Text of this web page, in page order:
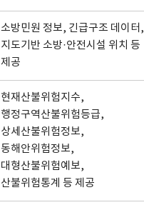
소방민원 정보, 긴급구조 데이터,
지도기반 소방·안전시설 위치 등
제공
현재산불위험지수,
행정구역산불위험등급,
상세산불위험정보,
동해안위험정보,
대형산불위험예보,
산불위험통계 등 제공